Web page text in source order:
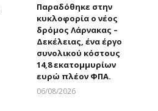
Παραδόθηκε στην
κυκλοφορία ο νέος
δρόμος Λάρνακας –
Δεκέλειας, ένα έργο
συνολικού κόστους
14,8 εκατομμυρίων
ευρώ πλέον ΦΠΑ.
06/08/2026